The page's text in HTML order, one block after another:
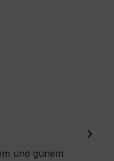
und günem